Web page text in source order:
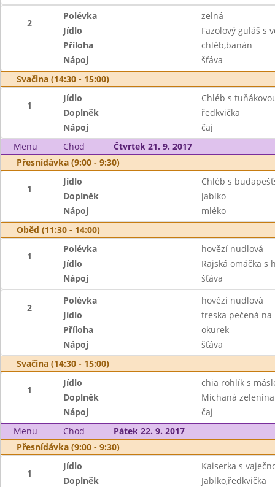
2
Polévka
zelná
Jídlo
Fazolový guláš s
Příloha
chléb,banán
Nápoj
šťáva
Svačina (14:30 - 15:00)
1
Jídlo
Chléb s
Doplněk
ředkvička
Nápoj
čaj
Menu
Chod
Čtvrtek 21. 9. 2017
Přesnídávka (9:00 - 9:30)
1
Jídlo
Chléb s
Doplněk
jablko
Nápoj
mléko
Oběd (11:30 - 14:00)
1
Polévka
hovězí nudlová
Jídlo
Rajská omáčka s
Nápoj
šťáva
2
Polévka
hovězí nudlová
Jídlo
treska pečená
Příloha
okurek
Nápoj
šťáva
Svačina (14:30 - 15:00)
1
Jídlo
chia rohlík s
Doplněk
Míchaná zelenina
Nápoj
čaj
Menu
Chod
Pátek 22. 9. 2017
Přesnídávka (9:00 - 9:30)
1
Jídlo
Kaiserka s
Doplněk
Jablko,ředkvička